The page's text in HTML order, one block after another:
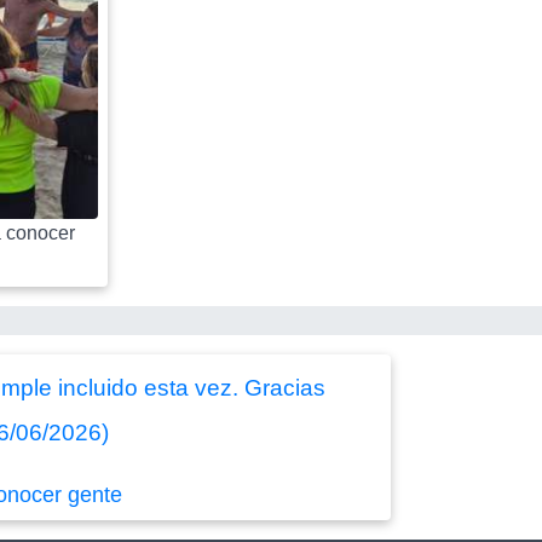
conocer
incluido esta vez. Gracias
06/2026)
gente